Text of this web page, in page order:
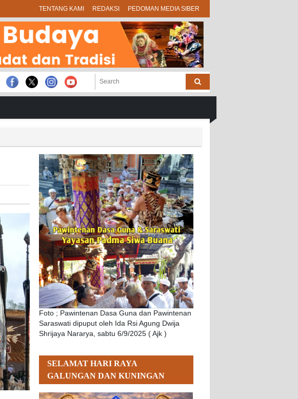
TENTANG KAMI REDAKSI PEDOMAN MEDIA SIBER
Foto ; Pawintenan Dasa Guna dan Pawintenan
Saraswati dipuput oleh Ida Rsi Agung Dwija
Shrijaya Nararya, sabtu 6/9/2025 ( Ajk )
SELAMAT HARI RAYA
GALUNGAN DAN KUNINGAN